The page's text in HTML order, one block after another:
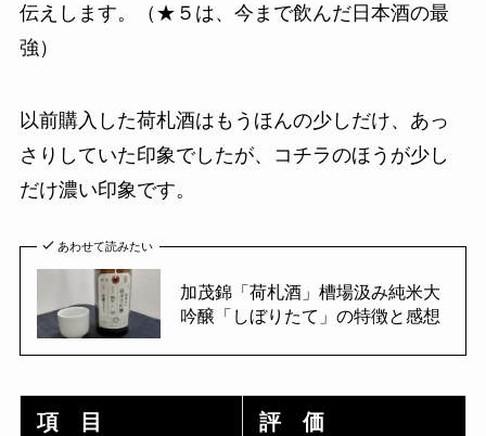
伝えします。（★５は、今まで飲んだ日本酒の最
強）
以前購入した荷札酒はもうほんの少しだけ、あっ
さりしていた印象でしたが、コチラのほうが少し
だけ濃い印象です。
あわせて読みたい
加茂錦「荷札酒」槽場汲み純米大
吟醸「しぼりたて」の特徴と感想
項 目 評 価